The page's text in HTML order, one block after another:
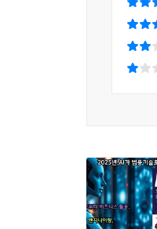
10여 년이
쫄깃하게
사용할 수